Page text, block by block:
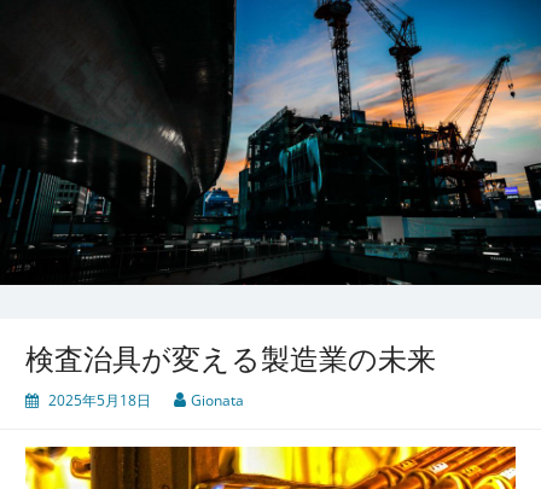
検査治具が変える製造業の未来
2025年5月18日 Gionata